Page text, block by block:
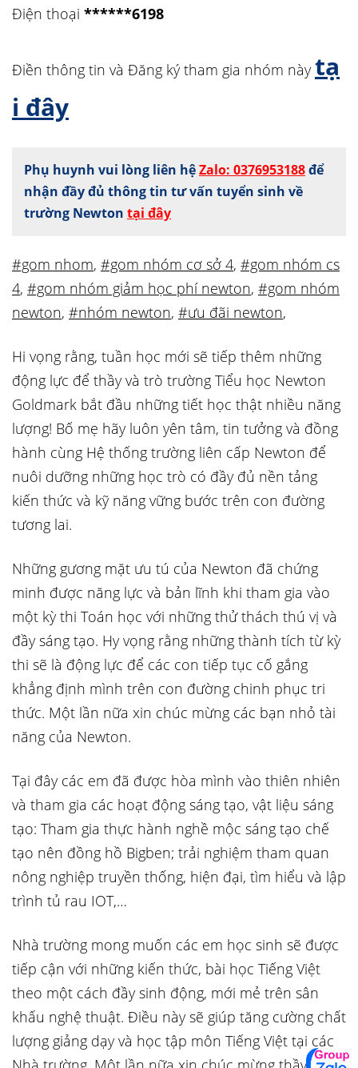
Điện thoại ******6198
Điền thông tin và Đăng ký tham gia nhóm này tạ
i đây
Phụ huynh vui lòng liên hệZalo: 0376953188để
nhận đầy đủ thông tin tư vấn tuyển sinh về
trường Newton tại đây
#gom nhom, #gom nhóm cơ sở 4, #gom nhóm cs
4, #gom nhóm giảm học phí newton, #gom nhóm
newton, #nhóm newton, #ưu đãi newton,
Hi vọng rằng, tuần học mới sẽ tiếp thêm những
động lực để thầy và trò trường Tiểu học Newton
Goldmark bắt đầu những tiết học thật nhiều năng
lượng! Bố mẹ hãy luôn yên tâm, tin tưởng và đồng
hành cùng Hệ thống trường liên cấp Newton để
nuôi dưỡng những học trò có đầy đủ nền tảng
kiến thức và kỹ năng vững bước trên con đường
tương lai.
Những gương mặt ưu tú của Newton đã chứng
minh được năng lực và bản lĩnh khi tham gia vào
một kỳ thi Toán học với những thử thách thú vị và
đầy sáng tạo. Hy vọng rằng những thành tích từ kỳ
thi sẽ là động lực để các con tiếp tục cố gắng
khẳng định mình trên con đường chinh phục tri
thức. Một lần nữa xin chúc mừng các bạn nhỏ tài
năng của Newton.
Tại đây các em đã được hòa mình vào thiên nhiên
và tham gia các hoạt động sáng tạo, vật liệu sáng
tạo: Tham gia thực hành nghề mộc sáng tạo chế
tạo nên đồng hồ Bigben; trải nghiệm tham quan
nông nghiệp truyền thống, hiện đại, tìm hiểu và lập
trình tủ rau IOT,…
Nhà trường mong muốn các em học sinh sẽ được
tiếp cận với những kiến thức, bài học Tiếng Việt
theo một cách đầy sinh động, mới mẻ trên sân
khấu nghệ thuật. Điều này sẽ giúp tăng cường chất
lượng giảng dạy và học tập môn Tiếng Việt tại các